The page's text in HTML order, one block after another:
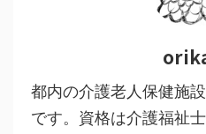
都内の介護老人保健施
です。資格は介護福祉